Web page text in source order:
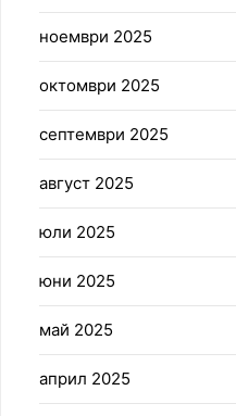
ноември 2025
октомври 2025
септември 2025
август 2025
юли 2025
юни 2025
май 2025
април 2025